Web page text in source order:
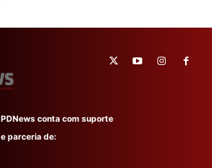
PDNews conta com suporte
e parceria de: